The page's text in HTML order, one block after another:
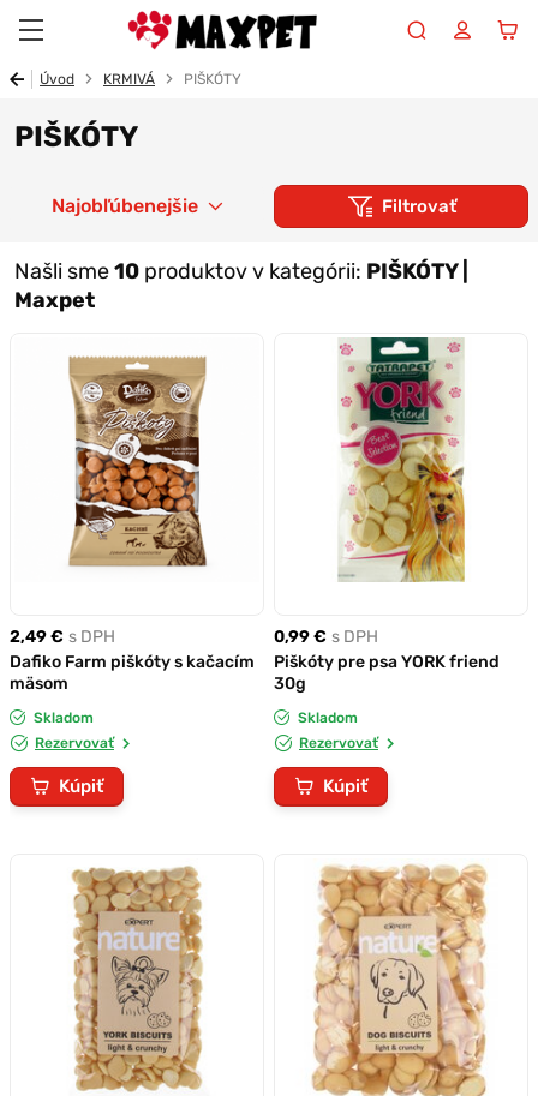
Úvod KRMIVÁ PIŠKÓTY
PIŠKÓTY
Filtrovať
Našli sme10 produktov v kategórii: PIŠKÓTY |
Maxpet
Najobľúbenejšie
2,49 € s DPH
Dafiko Farm piškóty s kačacím
mäsom
Skladom
Rezervovať
Kúpiť
0,99 € s DPH
Piškóty pre psa YORK friend
30g
Skladom
Rezervovať
Kúpiť